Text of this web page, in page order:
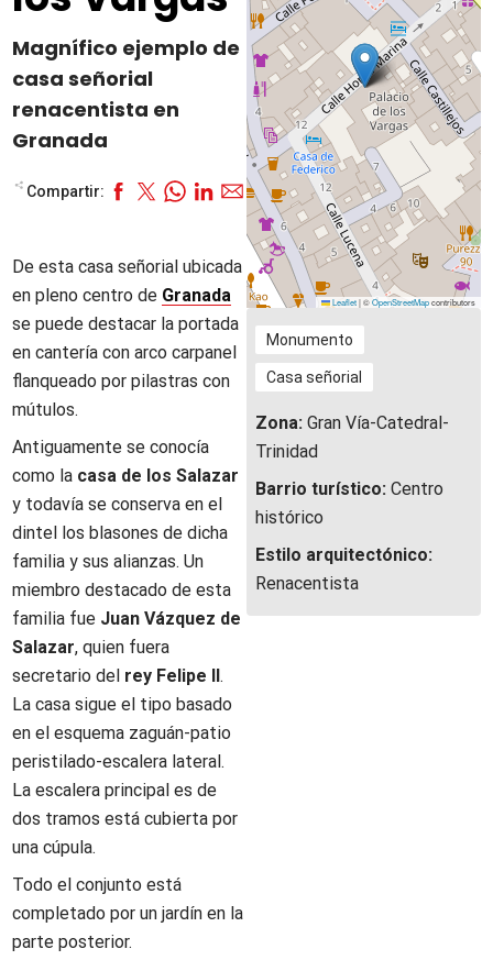
Magnífico ejemplo de
casa señorial
renacentista en
Granada
Compartir:
De esta casa señorial ubicada
en pleno centro de Granada
se puede destacar la portada
en cantería con arco carpanel
flanqueado por pilastras con
mútulos.
Antiguamente se conocía
como la casa de los Salazar
y todavía se conserva en el
dintel los blasones de dicha
familia y sus alianzas. Un
miembro destacado de esta
familia fue Juan Vázquez de
Salazar, quien fuera
secretario del rey Felipe II.
La casa sigue el tipo basado
en el esquema zaguán-patio
peristilado-escalera lateral.
La escalera principal es de
dos tramos está cubierta por
una cúpula.
Todo el conjunto está
completado por un jardín en la
parte posterior.
Leaflet |©OpenStreetMapcontributors
Monumento
Casa señorial
Zona: Gran Vía-Catedral-
Trinidad
Barrio turístico: Centro
histórico
Estilo arquitectónico:
Renacentista